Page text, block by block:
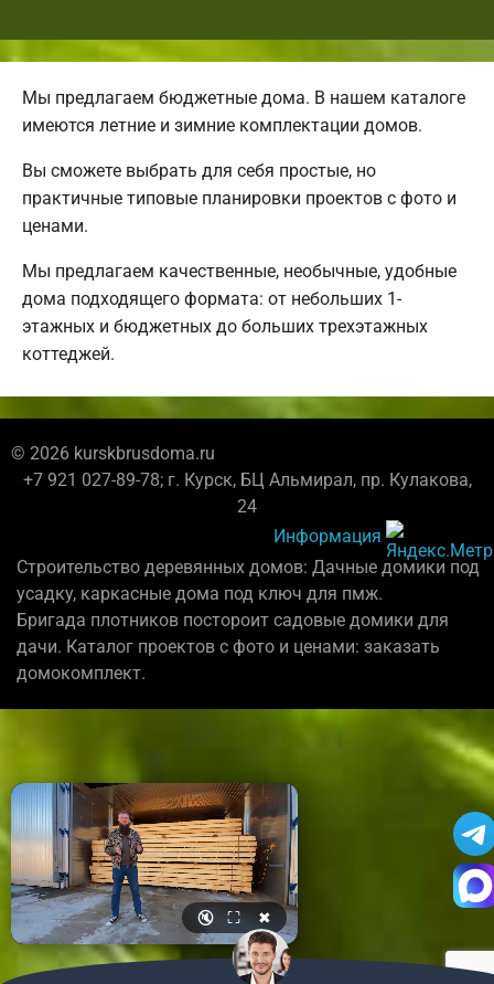
Мы предлагаем бюджетные дома. В нашем каталоге
имеются летние и зимние комплектации домов.
Вы сможете выбрать для себя простые, но
практичные типовые планировки проектов с фото и
ценами.
Мы предлагаем качественные, необычные, удобные
дома подходящего формата: от небольших 1-
этажных и бюджетных до больших трехэтажных
коттеджей.
© 2026 kurskbrusdoma.ru
+7 921 027-89-78; г. Курск, БЦ Альмирал, пр. Кулакова,
24
Информация
Строительство деревянных домов: Дачные домики под
усадку, каркасные дома под ключ для пмж.
Бригада плотников постороит садовые домики для
дачи. Каталог проектов с фото и ценами: заказать
домокомплект.
🔇 ⛶ ✖